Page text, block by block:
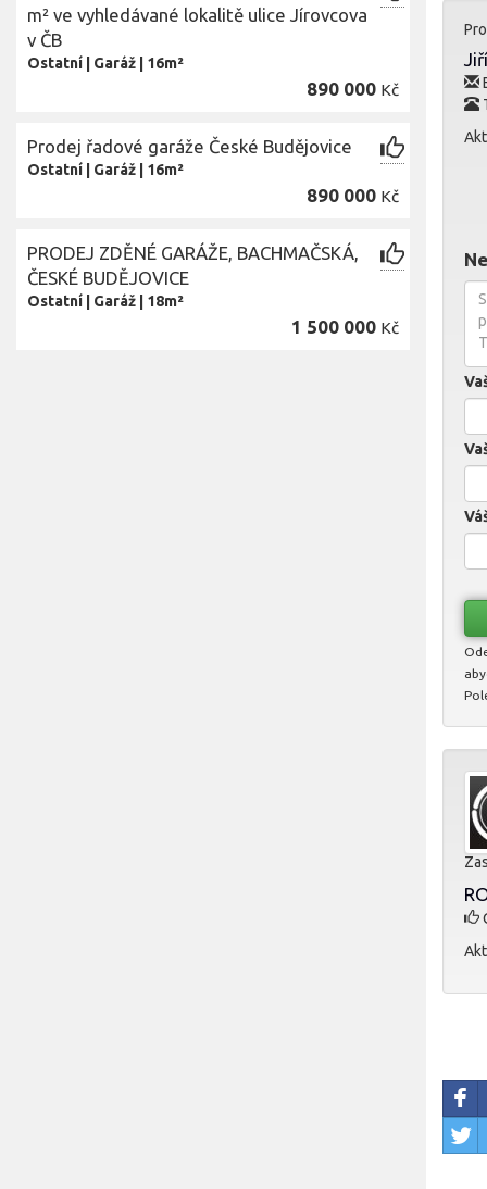
m² ve vyhledávané lokalitě ulice Jírovcova
v ČB
Ostatní Garáž 16m²
890 000 Kč
Prodej řadové garáže České Budějovice
Ostatní Garáž 16m²
890 000 Kč
PRODEJ ZDĚNÉ GARÁŽE, BACHMAČSKÁ,
ČESKÉ BUDĚJOVICE
Ostatní Garáž 18m²
1 500 000 Kč